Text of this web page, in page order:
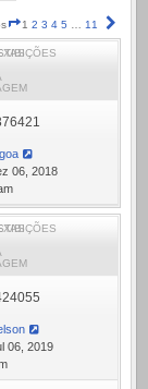
Página
1
de
1 2 3 4 5 … 11
06, 2018
06, 2019